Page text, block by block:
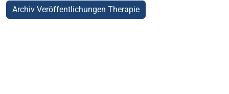
Archiv Veröffentlichungen Therapie